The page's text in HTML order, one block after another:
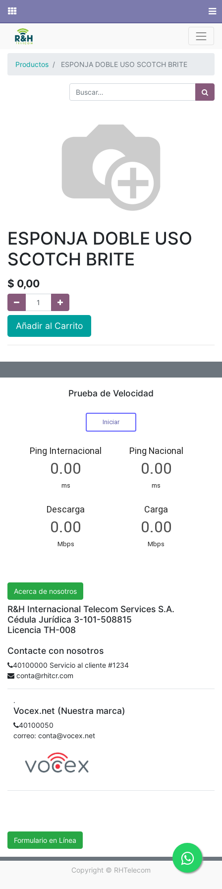
Productos ESPONJA DOBLE USO SCOTCH BRITE
ESPONJA DOBLE USO
SCOTCH BRITE
$ 0,00
Añadir al Carrito
Prueba de Velocidad
Acerca de nosotros
R&H Internacional Telecom Services S.A.
Cédula Jurídica 3-101-508815
Licencia TH-008
Contacte con nosotros
40100000 Servicio al cliente #1234
conta@rhitcr.com
.
Vocex.net (Nuestra marca)
40100050
correo: conta@vocex.net
Formulario en Línea
Copyright © RHTelecom